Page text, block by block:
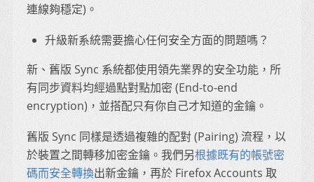
連線夠穩定)。
升級新系統需要擔心任何安全方面的問題嗎？
新、舊版 Sync 系統都使用領先業界的安全功能，所
有同步資料均經過點對點加密 (End-to-end
encryption)，並搭配只有你自己才知道的金鑰。
舊版 Sync 同樣是透過複雜的配對 (Pairing) 流程，以
於裝置之間轉移加密金鑰。我們另根據既有的帳號密
碼而安全轉換出新金鑰，再於 Firefox Accounts 取